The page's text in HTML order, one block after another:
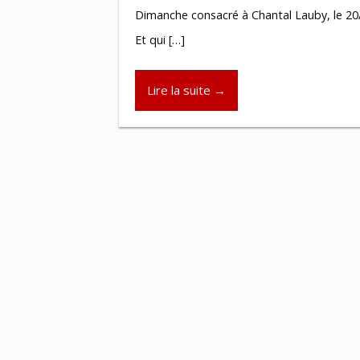
Dimanche consacré à Chantal Lauby, le
Et qui […]
Lire la suite →